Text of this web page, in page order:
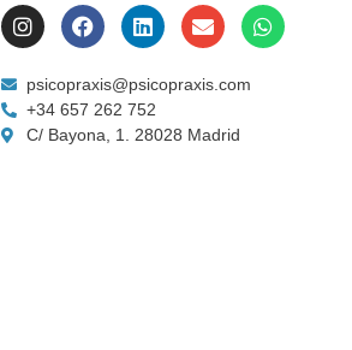
psicopraxis@psicopraxis.com
+34 657 262 752
C/ Bayona, 1. 28028 Madrid